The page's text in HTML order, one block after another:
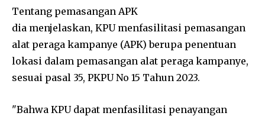
Tentang pemasangan APK
dia menjelaskan, KPU menfasilitasi pemasangan
alat peraga kampanye (APK) berupa penentuan
lokasi dalam pemasangan alat peraga kampanye,
sesuai pasal 35, PKPU No 15 Tahun 2023.
"Bahwa KPU dapat menfasilitasi penayangan